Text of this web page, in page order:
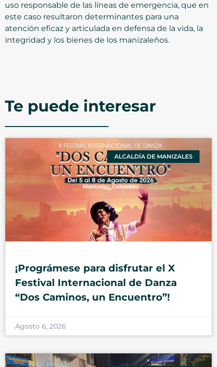
uso responsable de las líneas de emergencia, que en
este caso resultaron determinantes para una
atención eficaz y articulada en defensa de la vida, la
integridad y los bienes de los manizaleños.
Te puede interesar
ALCALDÍA DE MANIZALES
¡Prográmese para disfrutar el X
Festival Internacional de Danza
“Dos Caminos, un Encuentro”!
Agosto 6, 2026